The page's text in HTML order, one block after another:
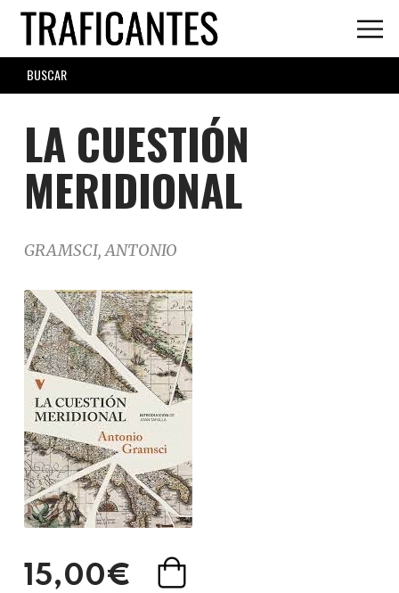
Skip
main
content
SEARCH
FORM
LA CUESTIÓN
MERIDIONAL
GRAMSCI, ANTONIO
15,00€